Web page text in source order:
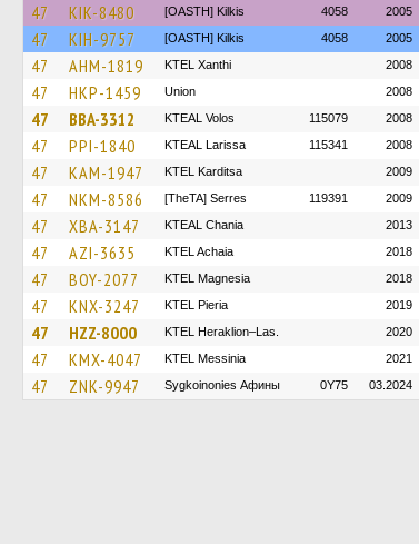
47 KIK-8480 [OASTH] Kilkis 4058 2005
47 KIH-9757 [OASTH] Kilkis 4058 2005
47 AHM-1819 KTEL Xanthi 2008
47 HKP-1459 Union 2008
47 BBA-3312 KTEAL Volos 115079 2008
47 PPI-1840 KTEAL Larissa 115341 2008
47 KAM-1947 ΚΤΕL Karditsa 2009
47 NKM-8586 [TheTA] Serres 119391 2009
47 XBA-3147 KTEAL Chania 2013
47 AZI-3635 KTEL Achaia 2018
47 BOY-2077 ΚΤΕL Magnesia 2018
47 KNX-3247 KTEL Pieria 2019
47 HZZ-8000 KTEL Heraklion–Las. 2020
47 KMX-4047 KTEL Messinia 2021
47 ZNK-9947 Sygkoinonies Афины 0Y75 03.2024